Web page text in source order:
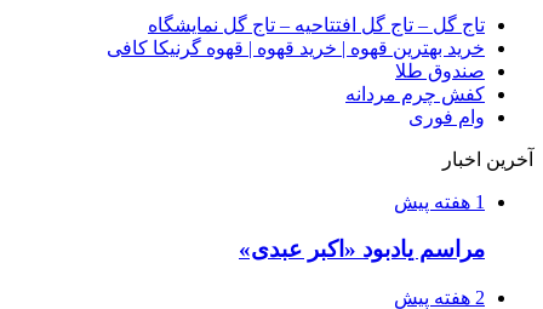
تاج گل – تاج گل افتتاحیه – تاج گل نمایشگاه
خرید بهترین قهوه | خرید قهوه | قهوه گرنیکا کافی
صندوق طلا
کفش چرم مردانه
وام فوری
آخرین اخبار
1 هفته پیش
مراسم یادبود «اکبر عبدی»
2 هفته پیش